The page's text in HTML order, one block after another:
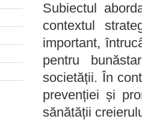
Subiectul
contextul
important,
pentru
societății. În
prevenției și
sănătății